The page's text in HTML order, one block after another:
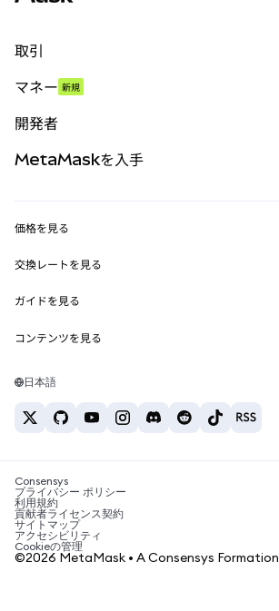
取引
パーペチュアル
RWA
マネー 新規
開発者
MetaMask Connect
Snaps
Web3サービス
MetaMaskを入手
セキュリティ
サポート
キャリア
お問い合わせ
価格を見る
イーサリアムの価格
Solanaの価格
Tetherの価格
交換レートを見る
ETH→USD
USDT→INR
BTC→INR
ETH→USDT
ガイドを見る
ETHの購入
USDTの購入
SHIBの購入
BNBの購入
コンテンツを見る
Solanaウォレット
税制関連ニュース
暗号資産の購入方法は？
ビットコインを売るには？
日本語
Consensys
プライバシー ポリシー
利用規約
貢献者ライセンス契約
サイトマップ
アクセシビリティ
Cookieの管理
©2026 MetaMask • A Consensys Formation